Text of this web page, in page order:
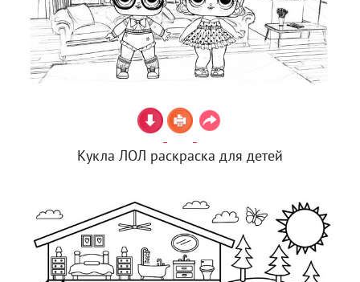
Кукла ЛОЛ раскраска для детей